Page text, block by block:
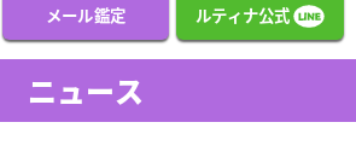
メール鑑定 ルティナ公式
ニュース